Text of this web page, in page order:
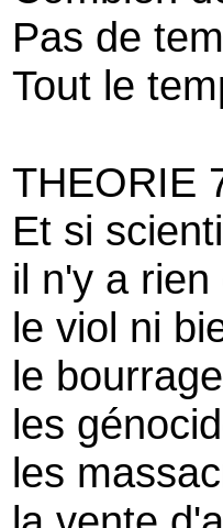
Pas de
Tout le
THEORIE
Et si
il n'y a
le viol ni
le
les
les